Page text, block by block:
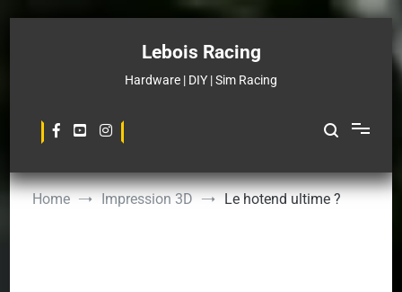
Lebois Racing
Hardware | DIY | Sim Racing
Home Impression 3D Le hotend ultime ?